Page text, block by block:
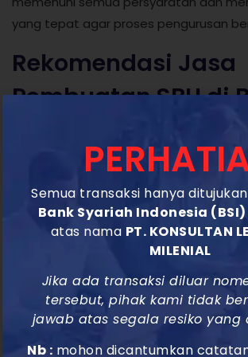
yang tepat agar proses pengurusan
Rekomendasi Jasa
Pembuatan SBU di
Jika ingin membuat SBU, maka pilihlah
terbukti mampu bekerja professional.
menggunakan jasa dari pusatskk.com.
Selain memberikan layanan pembuatan
Partnerkita.id juga menyediakan
lainnya.
Anda bisa langsung menghubungi
nomor 0819 1576 1688 atau
Semua transaksi hanya
Bank Syariah Indonesia (BSI)
atas nama PT. KONSULTAN
MILENIAL
Jika ada transaksi diluar
tersebut, pihak kami tidak
jawab atas segala resiko yang
Nb : mohon dicantumkan